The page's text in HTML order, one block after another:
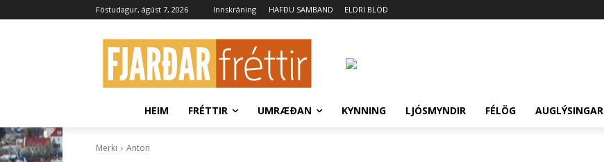
Föstudagur, ágúst 7, 2026 Innskráning HAFÐU SAMBAND ELDRI BLÖÐ
HEIM FRÉTTIR UMRÆÐAN KYNNING LJÓSMYNDIR FÉLÖG AUGLÝSINGAR
Merki Anton